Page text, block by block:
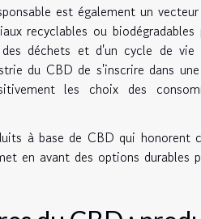
est également un
recyclables ou
déchets et d'un cycle de
du CBD de s'inscrire dans
les choix des
à base de CBD qui honorent
en avant des options durables